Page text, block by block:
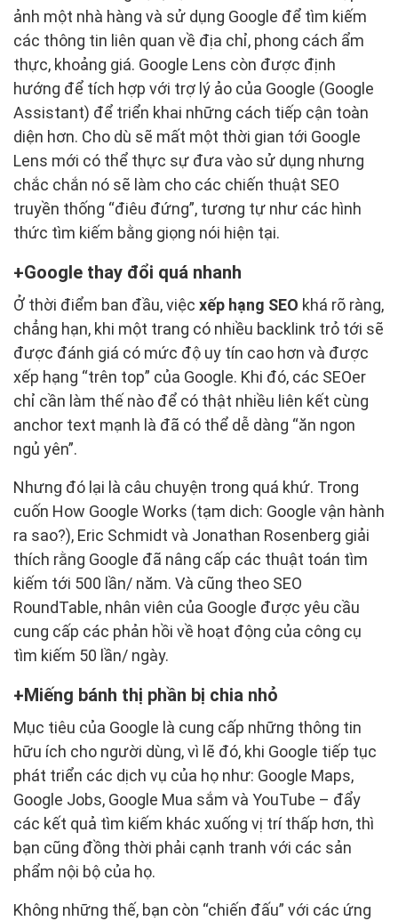
ảnh một nhà hàng và sử dụng Google để tìm kiếm
các thông tin liên quan về địa chỉ, phong cách ẩm
thực, khoảng giá. Google Lens còn được định
hướng để tích hợp với trợ lý ảo của Google (Google
Assistant) để triển khai những cách tiếp cận toàn
diện hơn. Cho dù sẽ mất một thời gian tới Google
Lens mới có thể thực sự đưa vào sử dụng nhưng
chắc chắn nó sẽ làm cho các chiến thuật SEO
truyền thống “điêu đứng”, tương tự như các hình
thức tìm kiếm bằng giọng nói hiện tại.
Google thay đổi quá nhanh
Ở thời điểm ban đầu, việc xếp hạng SEO khá rõ ràng,
chẳng hạn, khi một trang có nhiều backlink trỏ tới sẽ
được đánh giá có mức độ uy tín cao hơn và được
xếp hạng “trên top” của Google. Khi đó, các SEOer
chỉ cần làm thế nào để có thật nhiều liên kết cùng
anchor text mạnh là đã có thể dễ dàng “ăn ngon
ngủ yên”.
Nhưng đó lại là câu chuyện trong quá khứ. Trong
cuốn How Google Works (tạm dich: Google vận hành
ra sao?), Eric Schmidt và Jonathan Rosenberg giải
thích rằng Google đã nâng cấp các thuật toán tìm
kiếm tới 500 lần/ năm. Và cũng theo SEO
RoundTable, nhân viên của Google được yêu cầu
cung cấp các phản hồi về hoạt động của công cụ
tìm kiếm 50 lần/ ngày.
Miếng bánh thị phần bị chia nhỏ
Mục tiêu của Google là cung cấp những thông tin
hữu ích cho người dùng, vì lẽ đó, khi Google tiếp tục
phát triển các dịch vụ của họ như: Google Maps,
Google Jobs, Google Mua sắm và YouTube – đẩy
các kết quả tìm kiếm khác xuống vị trí thấp hơn, thì
bạn cũng đồng thời phải cạnh tranh với các sản
phẩm nội bộ của họ.
Không những thế, bạn còn “chiến đấu” với các ứng